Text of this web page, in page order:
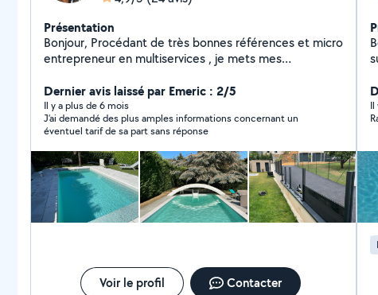
Présentation
Bonjour, Procédant de très bonnes références et micro
entrepreneur en multiservices , je mets mes
petits travaux de bricolage en tout genre, montage de
meubles, pose de cuisine, pose de parquet, peinture,
carrelage ... En espérant vous rendre service
Cordialement
Dernier avis laissé par Emeric : 2/5
Il y a plus de 6 mois
J’ai demandé des plus amples informations concernant un
éventuel tarif de sa part sans réponse
Voir le profil Contacter
Il